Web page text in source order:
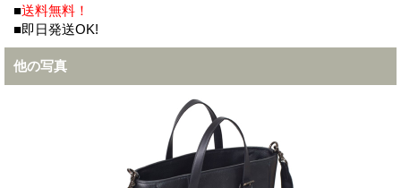
■送料無料！
■即日発送OK!
他の写真